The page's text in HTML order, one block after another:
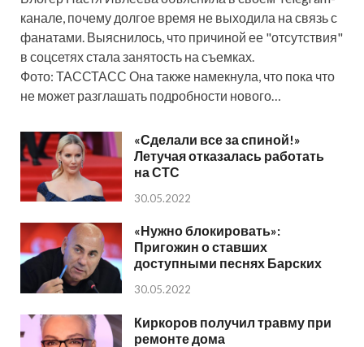
канале, почему долгое время не выходила на связь с
фанатами. Выяснилось, что причиной ее "отсутствия"
в соцсетях стала занятость на съемках.
Фото: ТАССТАСС Она также намекнула, что пока что
не может разглашать подробности нового…
«Сделали все за спиной!»
Летучая отказалась работать
на СТС
30.05.2022
«Нужно блокировать»:
Пригожин о ставших
доступными песнях Барских
30.05.2022
Киркоров получил травму при
ремонте дома